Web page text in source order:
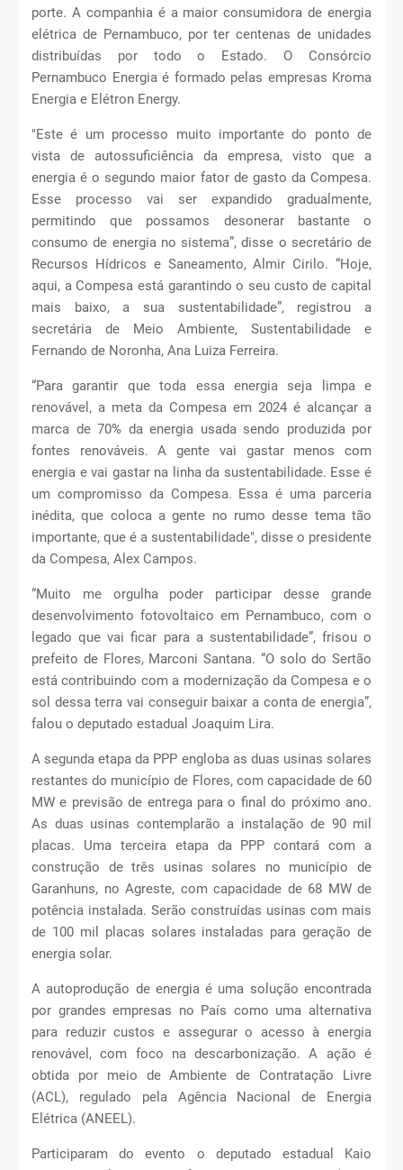
porte. A companhia é a maior consumidora de energia
elétrica de Pernambuco, por ter centenas de unidades
distribuídas por todo o Estado. O Consórcio
Pernambuco Energia é formado pelas empresas Kroma
Energia e Elétron Energy.
"Este é um processo muito importante do ponto de
vista de autossuficiência da empresa, visto que a
energia é o segundo maior fator de gasto da Compesa.
Esse processo vai ser expandido gradualmente,
permitindo que possamos desonerar bastante o
consumo de energia no sistema”, disse o secretário de
Recursos Hídricos e Saneamento, Almir Cirilo. “Hoje,
aqui, a Compesa está garantindo o seu custo de capital
mais baixo, a sua sustentabilidade”, registrou a
secretária de Meio Ambiente, Sustentabilidade e
Fernando de Noronha, Ana Luiza Ferreira.
“Para garantir que toda essa energia seja limpa e
renovável, a meta da Compesa em 2024 é alcançar a
marca de 70% da energia usada sendo produzida por
fontes renováveis. A gente vai gastar menos com
energia e vai gastar na linha da sustentabilidade. Esse é
um compromisso da Compesa. Essa é uma parceria
inédita, que coloca a gente no rumo desse tema tão
importante, que é a sustentabilidade", disse o presidente
da Compesa, Alex Campos.
“Muito me orgulha poder participar desse grande
desenvolvimento fotovoltaico em Pernambuco, com o
legado que vai ficar para a sustentabilidade”, frisou o
prefeito de Flores, Marconi Santana. “O solo do Sertão
está contribuindo com a modernização da Compesa e o
sol dessa terra vai conseguir baixar a conta de energia”,
falou o deputado estadual Joaquim Lira.
A segunda etapa da PPP engloba as duas usinas solares
restantes do município de Flores, com capacidade de 60
MW e previsão de entrega para o final do próximo ano.
As duas usinas contemplarão a instalação de 90 mil
placas. Uma terceira etapa da PPP contará com a
construção de três usinas solares no município de
Garanhuns, no Agreste, com capacidade de 68 MW de
potência instalada. Serão construídas usinas com mais
de 100 mil placas solares instaladas para geração de
energia solar.
A autoprodução de energia é uma solução encontrada
por grandes empresas no País como uma alternativa
para reduzir custos e assegurar o acesso à energia
renovável, com foco na descarbonização. A ação é
obtida por meio de Ambiente de Contratação Livre
(ACL), regulado pela Agência Nacional de Energia
Elétrica (ANEEL).
Participaram do evento o deputado estadual Kaio